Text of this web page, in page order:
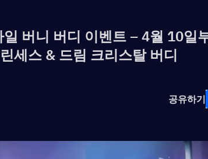
버니 버디 이벤트 – 4월 10일
세스 & 드림 크리스탈 버디
공유하기